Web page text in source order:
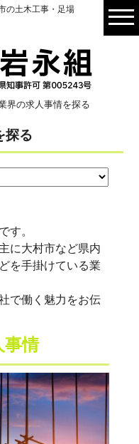
の土木工事・足場
界の求人事情を探る
探る
す。
に大村市など県内
を手掛けている業
で働く魅力をお伝
事情